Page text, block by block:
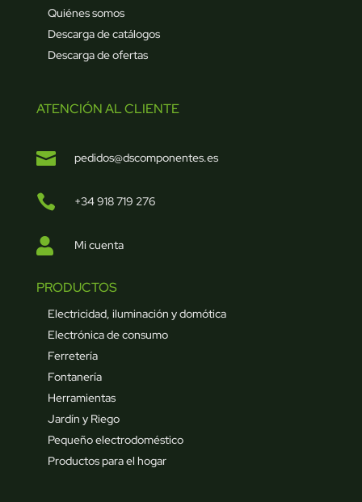
Quiénes somos
Descarga de catálogos
Descarga de ofertas
ATENCIÓN AL CLIENTE
 pedidos@dscomponentes.es
 +34 918 719 276
 Mi cuenta
PRODUCTOS
Electricidad, iluminación y domótica
Electrónica de consumo
Ferretería
Fontanería
Herramientas
Jardín y Riego
Pequeño electrodoméstico
Productos para el hogar